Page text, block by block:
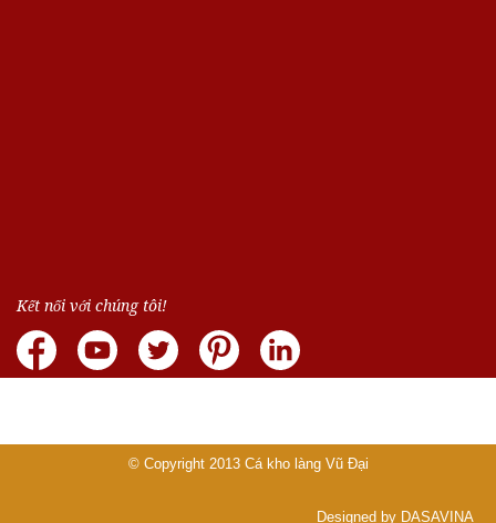
Kết nối với chúng tôi!
© Copyright 2013 Cá kho làng Vũ Đại
Designed by DASAVINA